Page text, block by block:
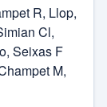
R, Llop,
Cl,
Seixas F
M,